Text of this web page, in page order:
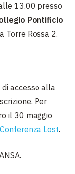
13.00 presso
Pontificio
Torre Rossa 2.
accesso alla
Per
il 30 maggio
Conferenza Lost.